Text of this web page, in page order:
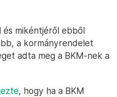
mikéntjéről ebből
a kormányrendelet
adta meg a BKM-nek a
, hogy ha a BKM